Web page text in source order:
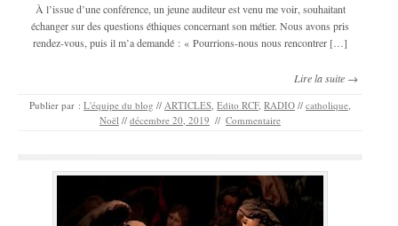
À l’issue d’une conférence, un jeune auditeur est venu me voir, souhaitant
échanger sur des questions éthiques concernant son métier. Nous avons pris
rendez-vous, puis il m’a demandé : « Pourrions-nous nous rencontrer […]
Lire la suite →
Publier par : L'équipe du blog // ARTICLES Edito RCF, RADIO // catholique
Noël // décembre 20, 2019 // Commentaire